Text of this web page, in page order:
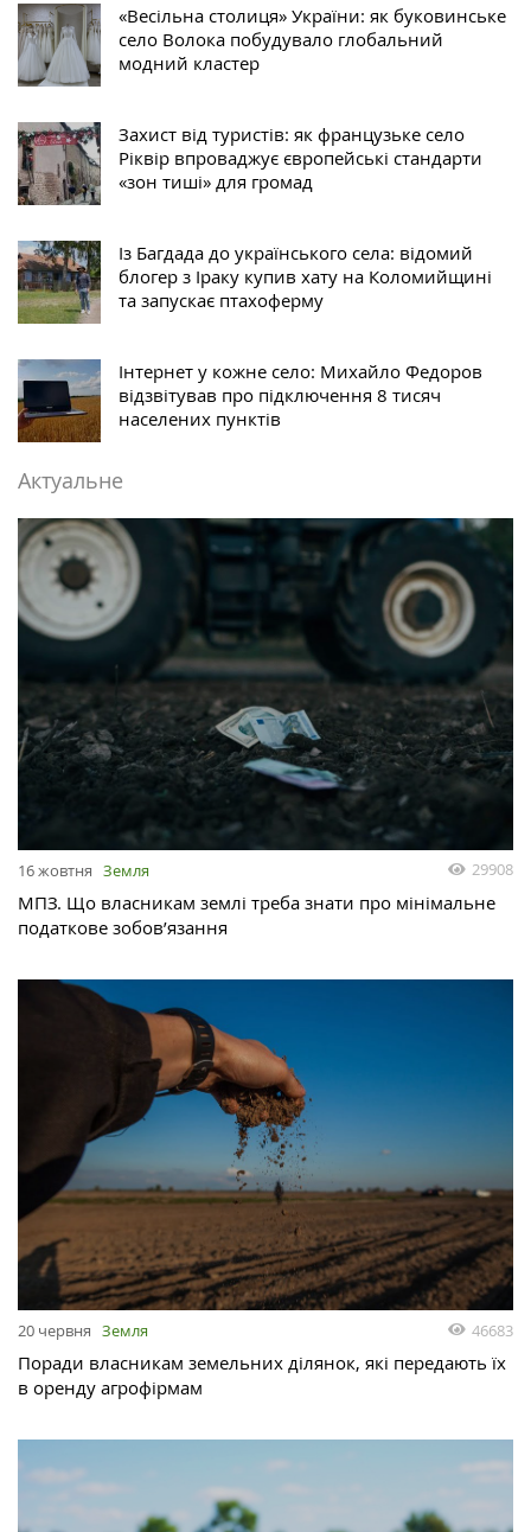
«Весільна столиця» України: як буковинське
село Волока побудувало глобальний
модний кластер
Захист від туристів: як французьке село
Ріквір впроваджує європейські стандарти
«зон тиші» для громад
Із Багдада до українського села: відомий
блогер з Іраку купив хату на Коломийщині
та запускає птахоферму
Інтернет у кожне село: Михайло Федоров
відзвітував про підключення 8 тисяч
населених пунктів
Актуальне
16 жовтня Земля 29908
МПЗ. Що власникам землі треба знати про мінімальне
податкове зобов’язання
20 червня Земля 46683
Поради власникам земельних ділянок, які передають їх
в оренду агрофірмам